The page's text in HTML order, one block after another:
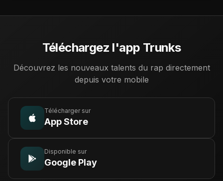
Téléchargez l'app Trunks
Découvrez les nouveaux talents du rap directement
depuis votre mobile
Télécharger sur
App Store
Disponible sur
Google Play